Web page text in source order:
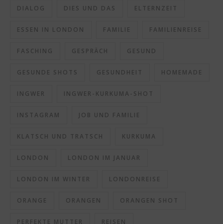
DIALOG DIES UND DAS ELTERNZEIT
ESSEN IN LONDON FAMILIE FAMILIENREISE
FASCHING GESPRÄCH GESUND
GESUNDE SHOTS GESUNDHEIT HOMEMADE
INGWER INGWER-KURKUMA-SHOT
INSTAGRAM JOB UND FAMILIE
KLATSCH UND TRATSCH KURKUMA
LONDON LONDON IM JANUAR
LONDON IM WINTER LONDONREISE
ORANGE ORANGEN ORANGEN SHOT
PERFEKTE MUTTER REISEN